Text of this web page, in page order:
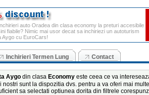
auto Oradea din clasa economy la preturi accesibile
fiabile? Nimic mai usor decat sa inchiriezi un autoturism
Aygo cu EuroCars!
Inchirieri Termen Lung Contact
Aygo din clasa Economy este ceea ce va
sunt la dispozitia dvs. pentru a va oferi mai
sa selectati optiunea dorita din filtrele